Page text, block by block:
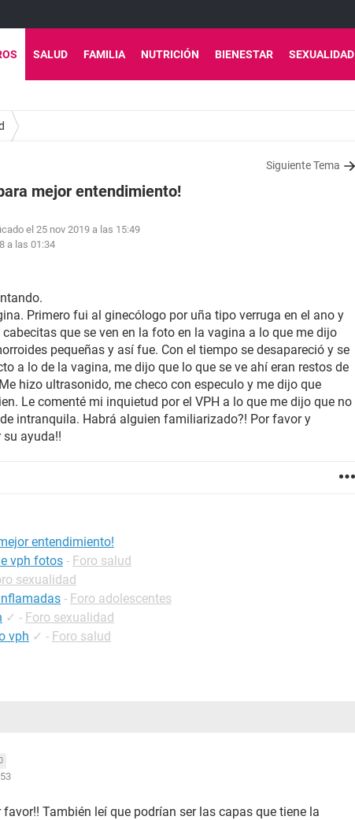
SALUD FAMILIA NUTRICIÓN BIENESTAR SEXUALIDAD
Siguiente Tema
mejor entendimiento!
el 25 nov 2019 a las 15:49
a las 01:34
Primero fui al ginecólogo por uña tipo verruga en el ano y
que se ven en la foto en la vagina a lo que me dijo
pequeñas y así fue. Con el tiempo se desapareció y se
a lo de la vagina, me dijo que lo que se ve ahí eran restos de
hizo ultrasonido, me checo con especulo y me dijo que
Le comenté mi inquietud por el VPH a lo que me dijo que no
intranquila. Habrá alguien familiarizado?! Por favor y
ayuda!!
entendimiento!
vph fotos - Foro salud
sexualidad
- Foro adolescentes
✓ - Foro sexualidad
vph ✓ - Foro salud
También leí que podrían ser las capas que tiene la